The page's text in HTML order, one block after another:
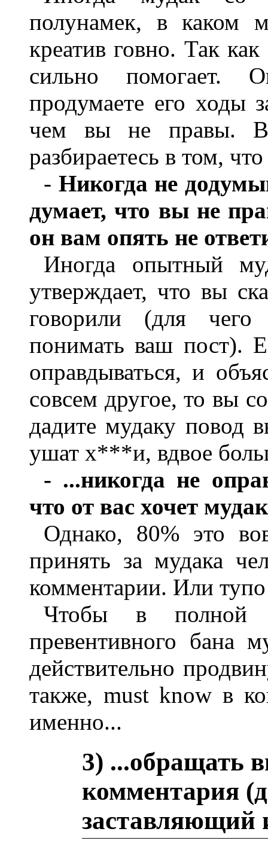
полунамек, в каком
креатив говно. Так
сильно помогает.
продумаете его ходы
чем вы не правы.
разбираетесь в том,
- Никогда не
думает, что вы не
он вам опять не
Иногда опытный
утверждает, что вы
говорили (для
понимать ваш пост).
оправдываться, и
совсем другое, то вы
дадите мудаку повод
ушат х***и, вдвое
- ...никогда не
что от вас хочет
Однако, 80% это
принять за мудака
комментарии. Или
Чтобы в полной
превентивного бана
действительно
также, must know в
именно...
3) ...обращать
комментария
заставляющий